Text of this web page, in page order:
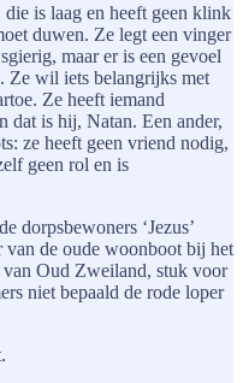
is laag en heeft geen klink
duwen. Ze legt een vinger
maar er is een gevoel
Ze wil iets belangrijks met
Ze heeft iemand
dat is hij, Natan. Een ander,
ze heeft geen vriend nodig,
geen rol en is
dorpsbewoners ‘Jezus’
van de oude woonboot bij het
Oud Zweiland, stuk voor
niet bepaald de rode loper